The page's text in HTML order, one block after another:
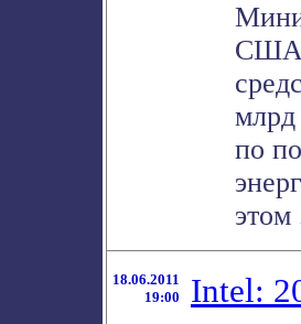
США
млрд
по
этом
18.06.2011
19:00
Intel: